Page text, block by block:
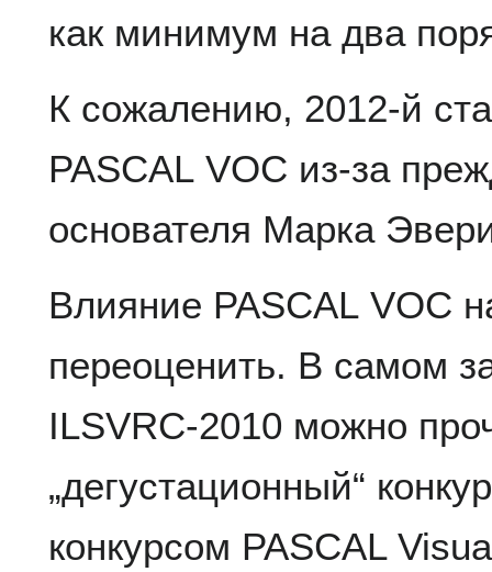
как минимум на два
К сожалению, 2012-й
PASCAL VOC из-за
основателя Марка
Влияние PASCAL VOC
переоценить. В самом
ILSVRC-2010 можно
„дегустационный“
конкурсом PASCAL